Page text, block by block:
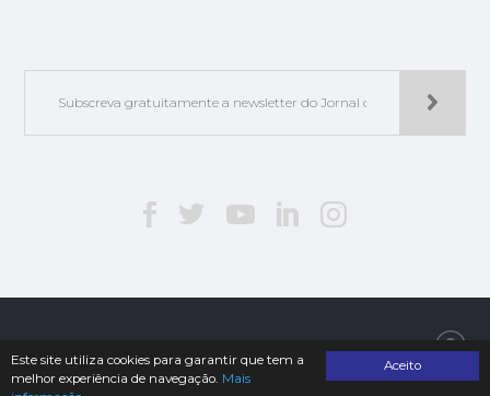
Aceito
Este site utiliza cookies para garantir que tem a
melhor experiência de navegação. Mais